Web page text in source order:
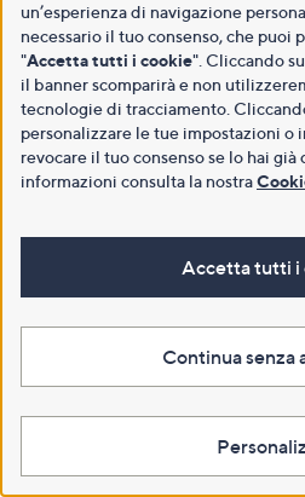
un’esperienza di navigazione
necessario il tuo consenso, che puoi
"Accetta tutti i cookie". Cliccando
il banner scomparirà e non
tecnologie di tracciamento.
personalizzare le tue impostazioni o
revocare il tuo consenso se lo hai già
informazioni consulta la nostra
Accetta tutti i
Continua senza